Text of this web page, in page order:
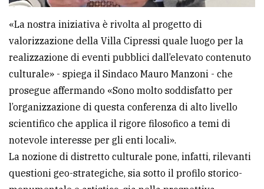
«La nostra iniziativa è rivolta al progetto di
valorizzazione della Villa Cipressi quale luogo per la
realizzazione di eventi pubblici dall’elevato contenuto
culturale» - spiega il Sindaco Mauro Manzoni - che
prosegue affermando «Sono molto soddisfatto per
l’organizzazione di questa conferenza di alto livello
scientifico che applica il rigore filosofico a temi di
notevole interesse per gli enti locali».
La nozione di distretto culturale pone, infatti, rilevanti
questioni geo-strategiche, sia sotto il profilo storico-